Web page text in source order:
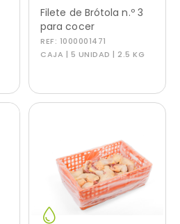
Filete de Brótola n.º 3
para cocer
REF: 1000001471
CAJA | 5 UNIDAD | 2.5 KG